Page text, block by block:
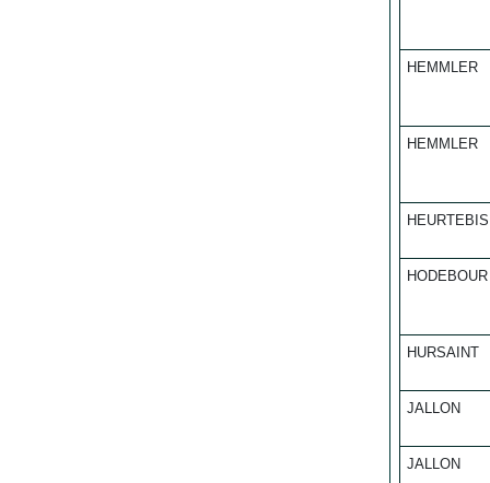
HEMMLER
HEMMLER
HODEBOUR
HURSAINT
JALLON
JALLON